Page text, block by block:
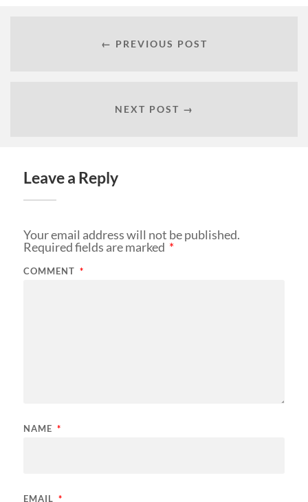
← PREVIOUS POST
NEXT POST →
Leave a Reply
Your email address will not be published.
Required fields are marked *
COMMENT *
NAME *
EMAIL *